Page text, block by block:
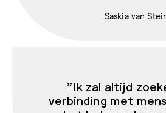
Saskia van
"Ik zal altijd
verbinding met